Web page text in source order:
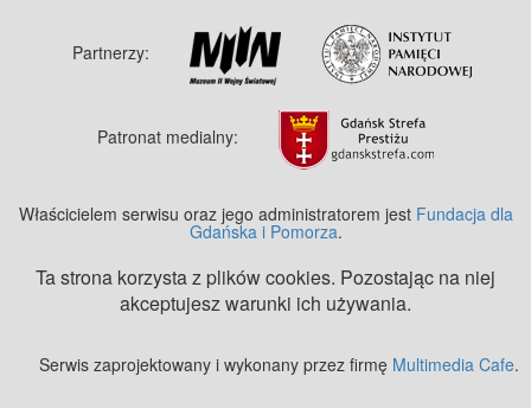
Partnerzy:
Patronat medialny:
Właścicielem serwisu oraz jego administratorem jest Fundacja dla
Gdańska i Pomorza.
Ta strona korzysta z plików cookies. Pozostając na niej
akceptujesz warunki ich używania.
Serwis zaprojektowany i wykonany przez firmę Multimedia Cafe.